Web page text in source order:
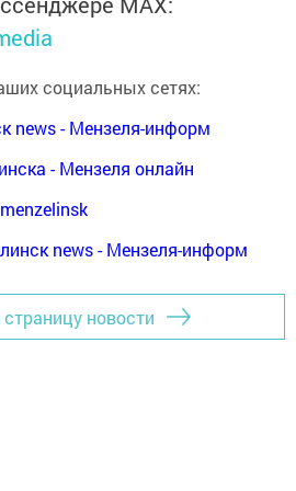
социальных сетях:
news - Мензеля-информ
- Мензеля онлайн
news - Мензеля-информ
новости